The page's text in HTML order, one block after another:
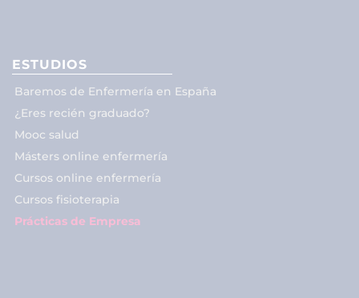
ESTUDIOS
Baremos de Enfermería en España
¿Eres recién graduado?
Mooc salud
Másters online enfermería
Cursos online enfermería
Cursos fisioterapia
Prácticas de Empresa